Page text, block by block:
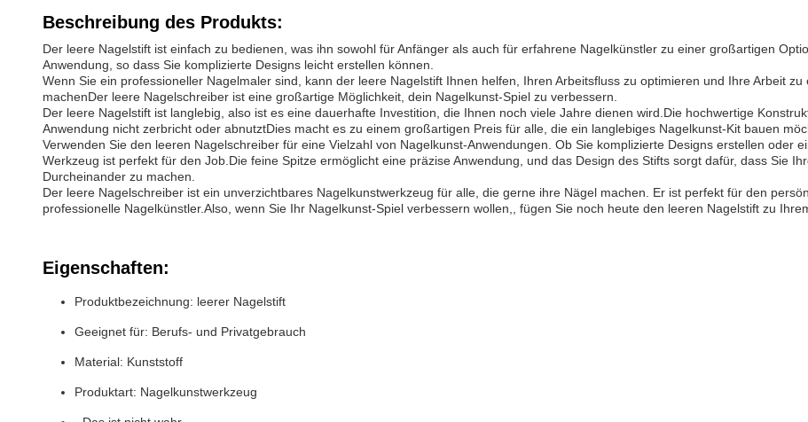
Beschreibung des Produkts:
Der leere Nagelstift ist einfach zu bedienen, was ihn sowohl für Anfänger als auch für erfahrene Nagelkünstler zu einer großartigen
Anwendung, so dass Sie komplizierte Designs leicht erstellen können.
Wenn Sie ein professioneller Nagelmaler sind, kann der leere Nagelstift Ihnen helfen, Ihren Arbeitsfluss zu optimieren und Ihre Arbeit
machenDer leere Nagelschreiber ist eine großartige Möglichkeit, dein Nagelkunst-Spiel zu verbessern.
Der leere Nagelstift ist langlebig, also ist es eine dauerhafte Investition, die Ihnen noch viele Jahre dienen wird.Die hochwertige
Anwendung nicht zerbricht oder abnutztDies macht es zu einem großartigen Preis für alle, die ein langlebiges Nagelkunst-Kit bauen
Verwenden Sie den leeren Nagelschreiber für eine Vielzahl von Nagelkunst-Anwendungen. Ob Sie komplizierte Designs erstellen oder
Werkzeug ist perfekt für den Job.Die feine Spitze ermöglicht eine präzise Anwendung, und das Design des Stifts sorgt dafür, dass Sie
Durcheinander zu machen.
Der leere Nagelschreiber ist ein unverzichtbares Nagelkunstwerkzeug für alle, die gerne ihre Nägel machen. Er ist perfekt für den
professionelle Nagelkünstler.Also, wenn Sie Ihr Nagelkunst-Spiel verbessern wollen,, fügen Sie noch heute den leeren Nagelstift zu
Eigenschaften:
Produktbezeichnung: leerer Nagelstift
Geeignet für: Berufs- und Privatgebrauch
Material: Kunststoff
Produktart: Nagelkunstwerkzeug